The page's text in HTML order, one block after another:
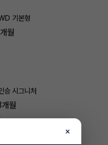
기본형
개월
시그니처
개월
×